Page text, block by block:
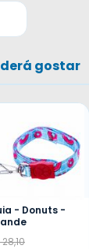
gostar
- Donuts -